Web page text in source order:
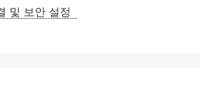
및 보안 설정